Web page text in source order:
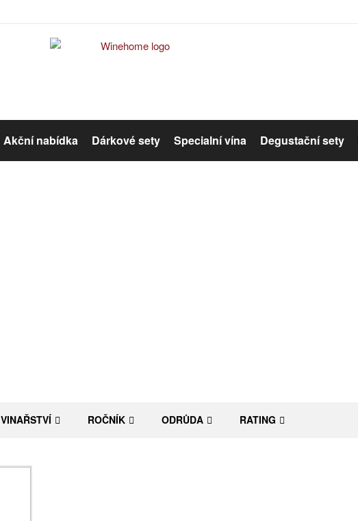
Akční nabídka Dárkové sety Specialní vína Degustační sety
VINAŘSTVÍ ROČNÍK ODRŮDA RATING